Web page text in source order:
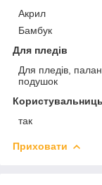
Акрил
Бамбук
Для пледів
Для пледів,
подушок
так
Приховати